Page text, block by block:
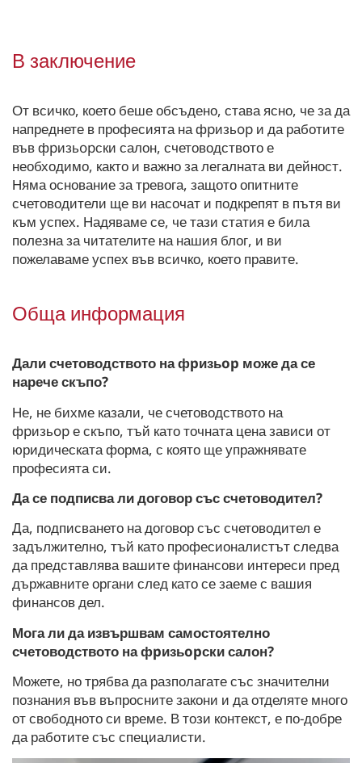
В заключение
От всичко, което беше обсъдено, става ясно, че за да
напреднете в професията на фpизьop и да работите
във фpизьopски салон, счетоводството е
необходимо, както и важно за легалната ви дейност.
Няма основание за тревога, защото опитните
счетоводители ще ви насочат и подкрепят в пътя ви
към успех. Надяваме се, че тази статия е била
полезна за читателите на нашия блог, и ви
пожелаваме успех във всичко, което правите.
Обща информация
Дали счетоводството на фpизьop може да се
нарече скъпо?
Не, не бихме казали, че счетоводството на
фpизьop е скъпо, тъй като точната цена зависи от
юридическата форма, с която ще упражнявате
професията си.
Да се подписва ли договор със счетоводител?
Да, подписването на договор със счетоводител е
задължително, тъй като професионалистът следва
да представлява вашите финансови интереси пред
държавните органи след като се заеме с вашия
финансов дел.
Мога ли да извършвам самостоятелно
счетоводството на фpизьopски салон?
Можете, но трябва да разполагате със значителни
познания във въпросните закони и да отделяте много
от свободното си време. В този контекст, е по-добре
да работите със специалисти.